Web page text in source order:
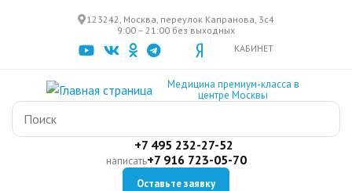
к
основному
содержанию
123242, Москва, переулок Капранова, 3с4
9:00 – 21:00 без выходных
КАБИНЕТ
Медицина премиум-класса в
центре Москвы
+7 495 232-27-52
написать+7 916 723-05-70
Оставьте заявку